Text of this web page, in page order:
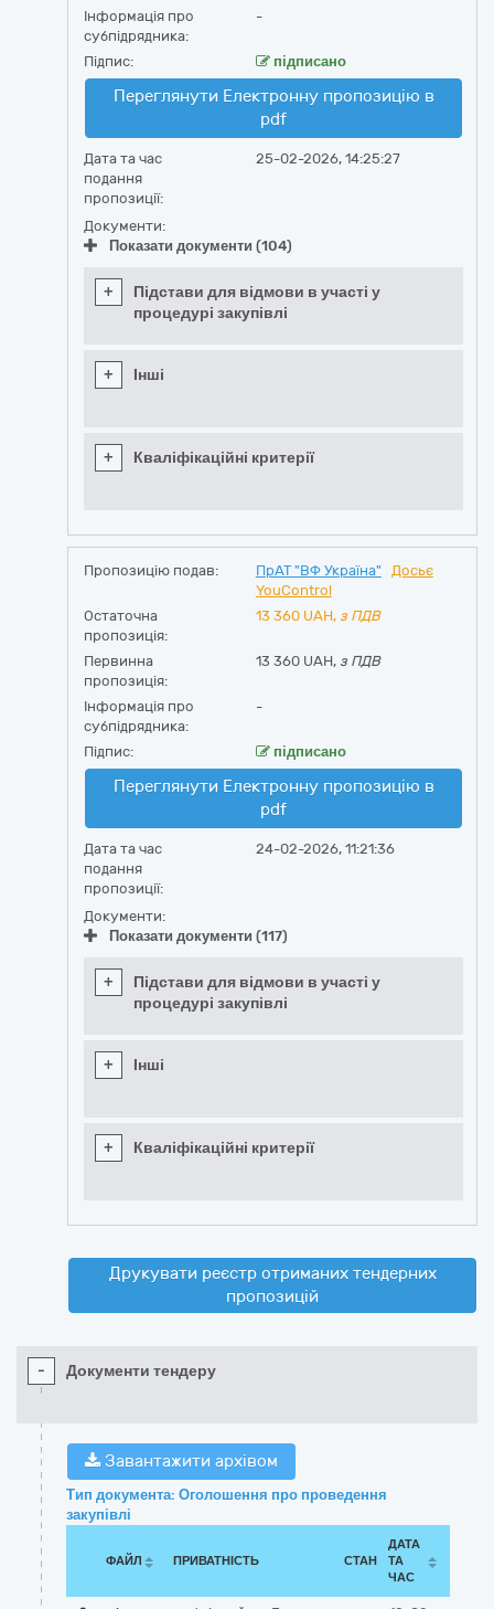
Інформація про
субпідрядника:
-
Підпис: підписано
Переглянути Електронну пропозицію в
pdf
Дата та час
подання
пропозиції:
25-02-2026, 14:25:27
Документи:
Показати документи (104)
+
Підстави для відмови в участі у
процедурі закупівлі
+ Інші
+ Кваліфікаційні критерії
Пропозицію подав: ПрАТ "ВФ Україна"
Досьє
YouControl
Остаточна
пропозиція:
13 360 UAH, з ПДВ
Первинна
пропозиція:
13 360 UAH, з ПДВ
Інформація про
субпідрядника:
-
Підпис: підписано
Переглянути Електронну пропозицію в
pdf
Дата та час
подання
пропозиції:
24-02-2026, 11:21:36
Документи:
Показати документи (117)
+
Підстави для відмови в участі у
процедурі закупівлі
+ Інші
+ Кваліфікаційні критерії
Друкувати реєстр отриманих тендерних
пропозицій
- Документи тендеру
Завантажити архівом
Тип документа: Оголошення про проведення
закупівлі
ФАЙЛ ПРИВАТНІСТЬ СТАН
ДАТА
ТА
ЧАС